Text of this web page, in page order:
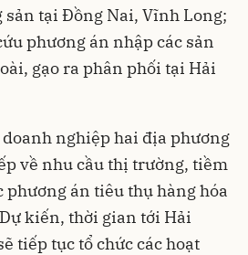
sản tại Đồng Nai, Vĩnh Long;
phương án nhập các sản
gạo ra phân phối tại Hải
nghiệp hai địa phương
về nhu cầu thị trường, tiềm
phương án tiêu thụ hàng hóa
kiến, thời gian tới Hải
tiếp tục tổ chức các hoạt